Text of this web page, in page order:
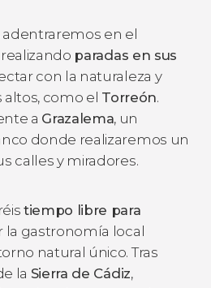
en el
paradas en sus
con la naturaleza y
altos, como el Torreón.
a Grazalema, un
donde realizaremos un
calles y miradores.
tiempo libre para
la gastronomía local
natural único. Tras
la Sierra de Cádiz,